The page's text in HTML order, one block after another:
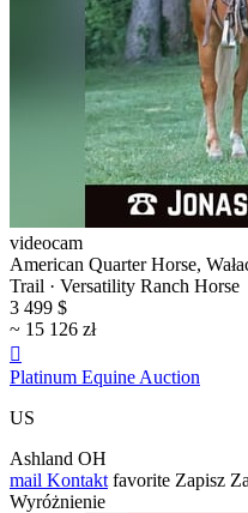
videocam
American Quarter Horse,
Trail · Versatility Ranch Horse
3 499 $
~ 15 126 zł

Platinum Equine Auction
US
Ashland OH
mail Kontakt favorite Zapisz
Wyróżnienie